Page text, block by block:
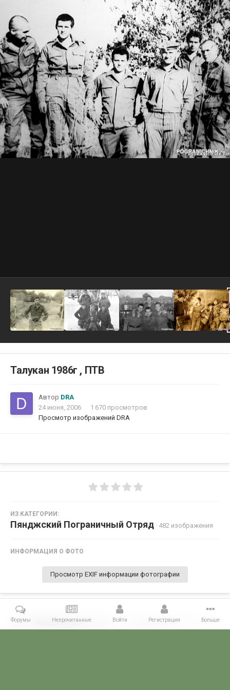
Талукан 1986г , ПТВ
Автор DRA
24 июня, 2006
1 670 просмотров
Просмотр изображений DRA
ИЗ КАТЕГОРИИ:
Пянджский Пограничный Отряд · 482 изображения
ИНФОРМАЦИЯ О ФОТО
Просмотр EXIF информации фотографии
Поделиться Подписчики 0
Форумы Непрочитанные Войти Регистрация Больше